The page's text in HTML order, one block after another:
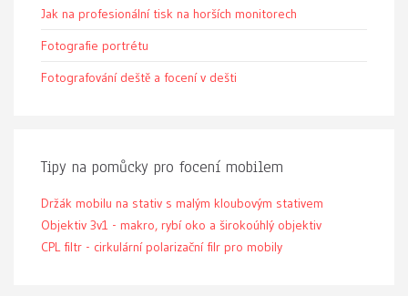
Jak na profesionální tisk na horších monitorech
Fotografie portrétu
Fotografování deště a focení v dešti
Tipy na pomůcky pro focení mobilem
Držák mobilu na stativ s malým kloubovým stativem
Objektiv 3v1 - makro, rybí oko a širokoúhlý objektiv
CPL filtr - cirkulární polarizační filr pro mobily